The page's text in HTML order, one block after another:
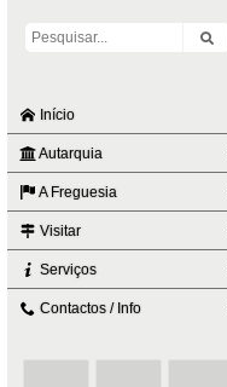
Início
Autarquia
A Freguesia
Visitar
Serviços
Contactos / Info